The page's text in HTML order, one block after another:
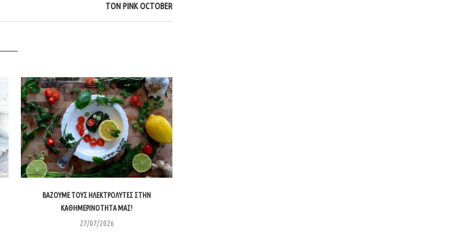
ΤΟΝ PINK OCTOBER
ΒΆΖΟΥΜΕ ΤΟΥΣ ΗΛΕΚΤΡΟΛΎΤΕΣ ΣΤΗΝ
ΚΑΘΗΜΕΡΙΝΌΤΗΤΑ ΜΑΣ!
27/07/2026